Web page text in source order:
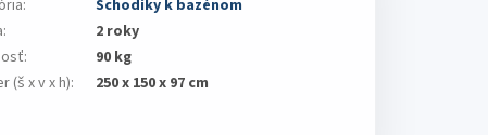
:
Schodíky k bazénom
:
2 roky
:
90 kg
(š x v x h): 250 x 150 x 97 cm